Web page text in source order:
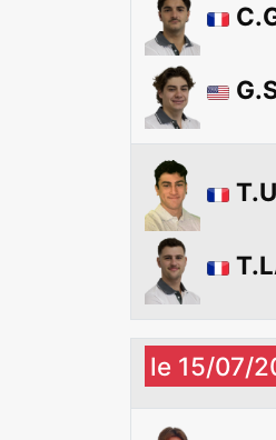
le 15/07/